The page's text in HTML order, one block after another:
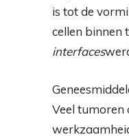
is tot de
cellen binnen
interfaces
Veel tumoren